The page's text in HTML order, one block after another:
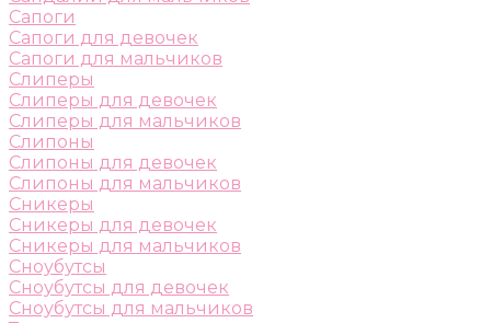
Сапоги
Сапоги для девочек
Сапоги для мальчиков
Слиперы
Слиперы для девочек
Слиперы для мальчиков
Слипоны
Слипоны для девочек
Слипоны для мальчиков
Сникеры
Сникеры для девочек
Сникеры для мальчиков
Сноубутсы
Сноубутсы для девочек
Сноубутсы для мальчиков